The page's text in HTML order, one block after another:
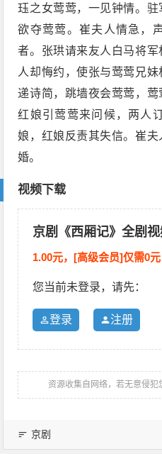
珏之女莺莺，一见钟情。驻
欲夺莺莺。崔夫人情急，
者。张珙请来友人白马将
人却悔约，使张与莺莺兄
递诗简，跳墙夜会莺莺，莺
红娘引莺莺来问候，两人
娘，红娘反责其失信。崔
婚。
视频下载
京剧《西厢记》全剧
1.00元，[高级会员]仅需0元
您当前未登录，请先：
登录 注册
资源收集自网络，若无意侵犯
京剧